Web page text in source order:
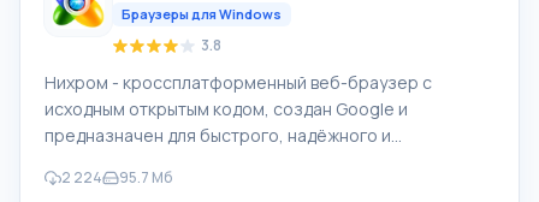
Браузеры для Windows
3.8
Нихром - кроссплатформенный веб-браузер с
исходным открытым кодом, создан Google и
предназначен для быстрого, надёжного и
платформа для веб-приложения. На основе Chromium
2 224 95.7 Мб